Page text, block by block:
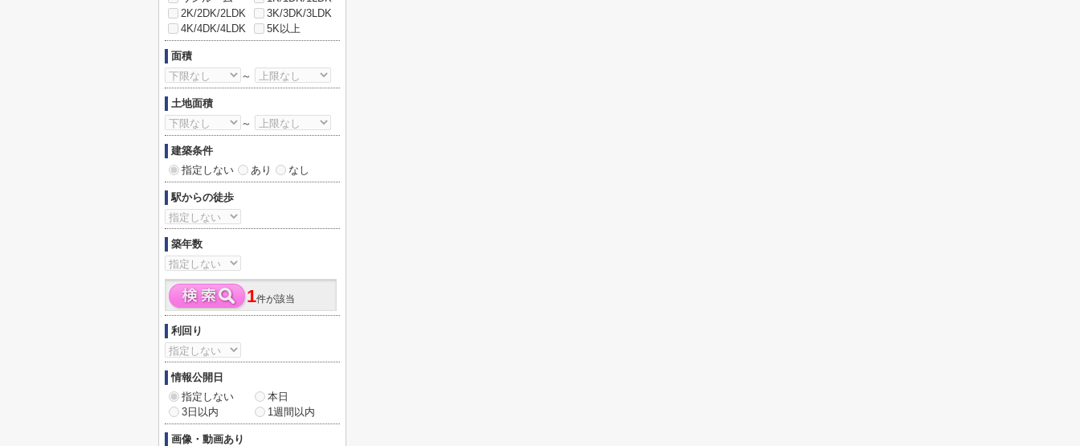
2K/2DK/2LDK
3K/3DK/3LDK
4K/4DK/4LDK
5K以上
面積
～
土地面積
～
建築条件
指定しない
あり なし
駅からの徒歩
築年数
1件が該当
利回り
情報公開日
指定しない
本日
3日以内
1週間以内
画像・動画あり